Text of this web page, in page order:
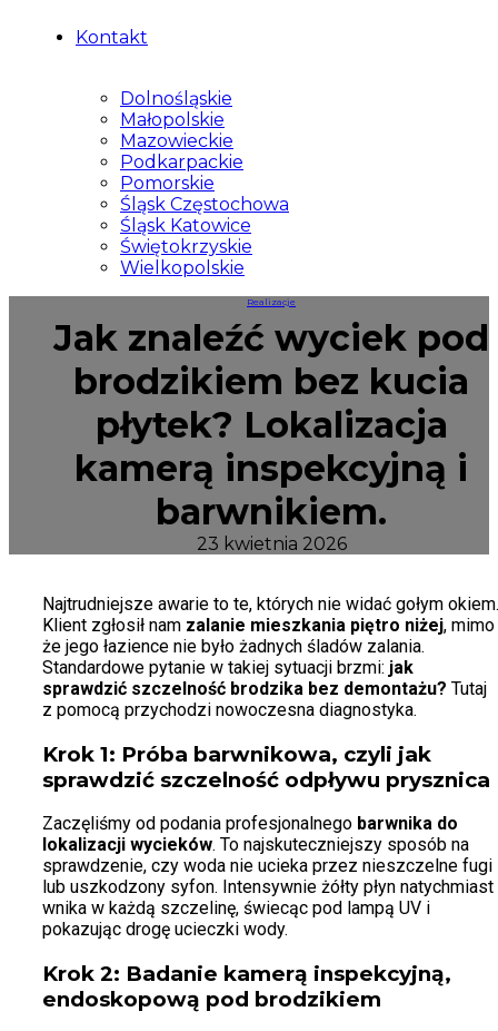
Kontakt
Dolnośląskie
Małopolskie
Mazowieckie
Podkarpackie
Pomorskie
Śląsk Częstochowa
Śląsk Katowice
Świętokrzyskie
Wielkopolskie
Realizacje
Jak znaleźć wyciek pod
brodzikiem bez kucia
płytek? Lokalizacja
kamerą inspekcyjną i
barwnikiem.
23 kwietnia 2026
Najtrudniejsze awarie to te, których nie widać gołym okiem.
Klient zgłosił nam zalanie mieszkania piętro niżej, mimo
że jego łazience nie było żadnych śladów zalania.
Standardowe pytanie w takiej sytuacji brzmi: jak
sprawdzić szczelność brodzika bez demontażu? Tutaj
z pomocą przychodzi nowoczesna diagnostyka.
Krok 1: Próba barwnikowa, czyli jak
sprawdzić szczelność odpływu prysznica
Zaczęliśmy od podania profesjonalnego barwnika do
lokalizacji wycieków. To najskuteczniejszy sposób na
sprawdzenie, czy woda nie ucieka przez nieszczelne fugi
lub uszkodzony syfon. Intensywnie żółty płyn natychmiast
wnika w każdą szczelinę, świecąc pod lampą UV i
pokazując drogę ucieczki wody.
Krok 2: Badanie kamerą inspekcyjną,
endoskopową pod brodzikiem